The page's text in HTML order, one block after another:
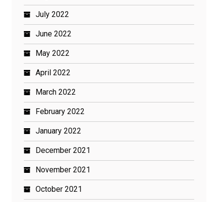
July 2022
June 2022
May 2022
April 2022
March 2022
February 2022
January 2022
December 2021
November 2021
October 2021